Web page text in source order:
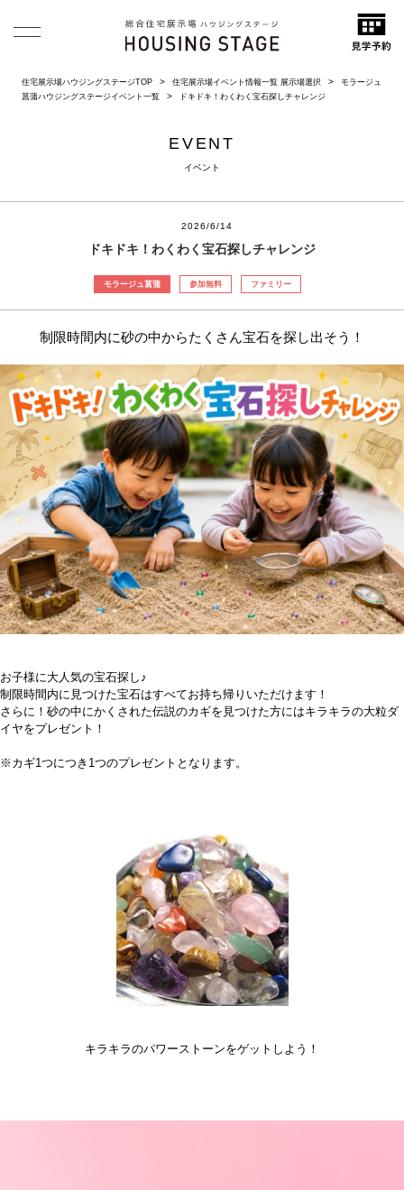
住宅展示場ハウジングステージTOP 住宅展示場イベント情報一覧 展示場選択
モラージュ
菖蒲ハウジングステージイベント一覧
ドキドキ！わくわく宝石探しチャレンジ
EVENT
イベント
2026/6/14
ドキドキ！わくわく宝石探しチャレンジ
モラージュ菖蒲 参加無料 ファミリー
制限時間内に砂の中からたくさん宝石を探し出そう！
お子様に大人気の宝石探し♪
制限時間内に見つけた宝石はすべてお持ち帰りいただけます！
さらに！砂の中にかくされた伝説のカギを見つけた方にはキラキラの大粒ダ
イヤをプレゼント！
※カギ1つにつき1つのプレゼントとなります。
キラキラのパワーストーンをゲットしよう！